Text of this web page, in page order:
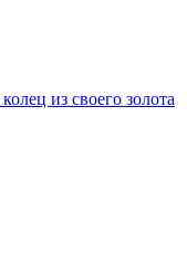
из своего золота